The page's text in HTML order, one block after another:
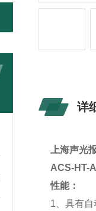
详
上海声光
ACS-HT-
性能：
1、具有